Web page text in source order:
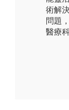
術解
問題
醫療